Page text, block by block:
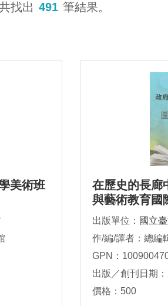
找出 491 筆結果。
美術班
在歷史的長廊
與藝術教育國
論文集
出版單位： 國立
作/編/譯者：總編
GPN：
出版／創刊日期
價格：500